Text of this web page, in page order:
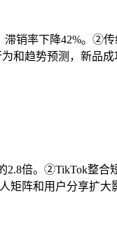
销率下降42%。②
和趋势预测，新品
倍。②TikTok整合
阵和用户分享扩大